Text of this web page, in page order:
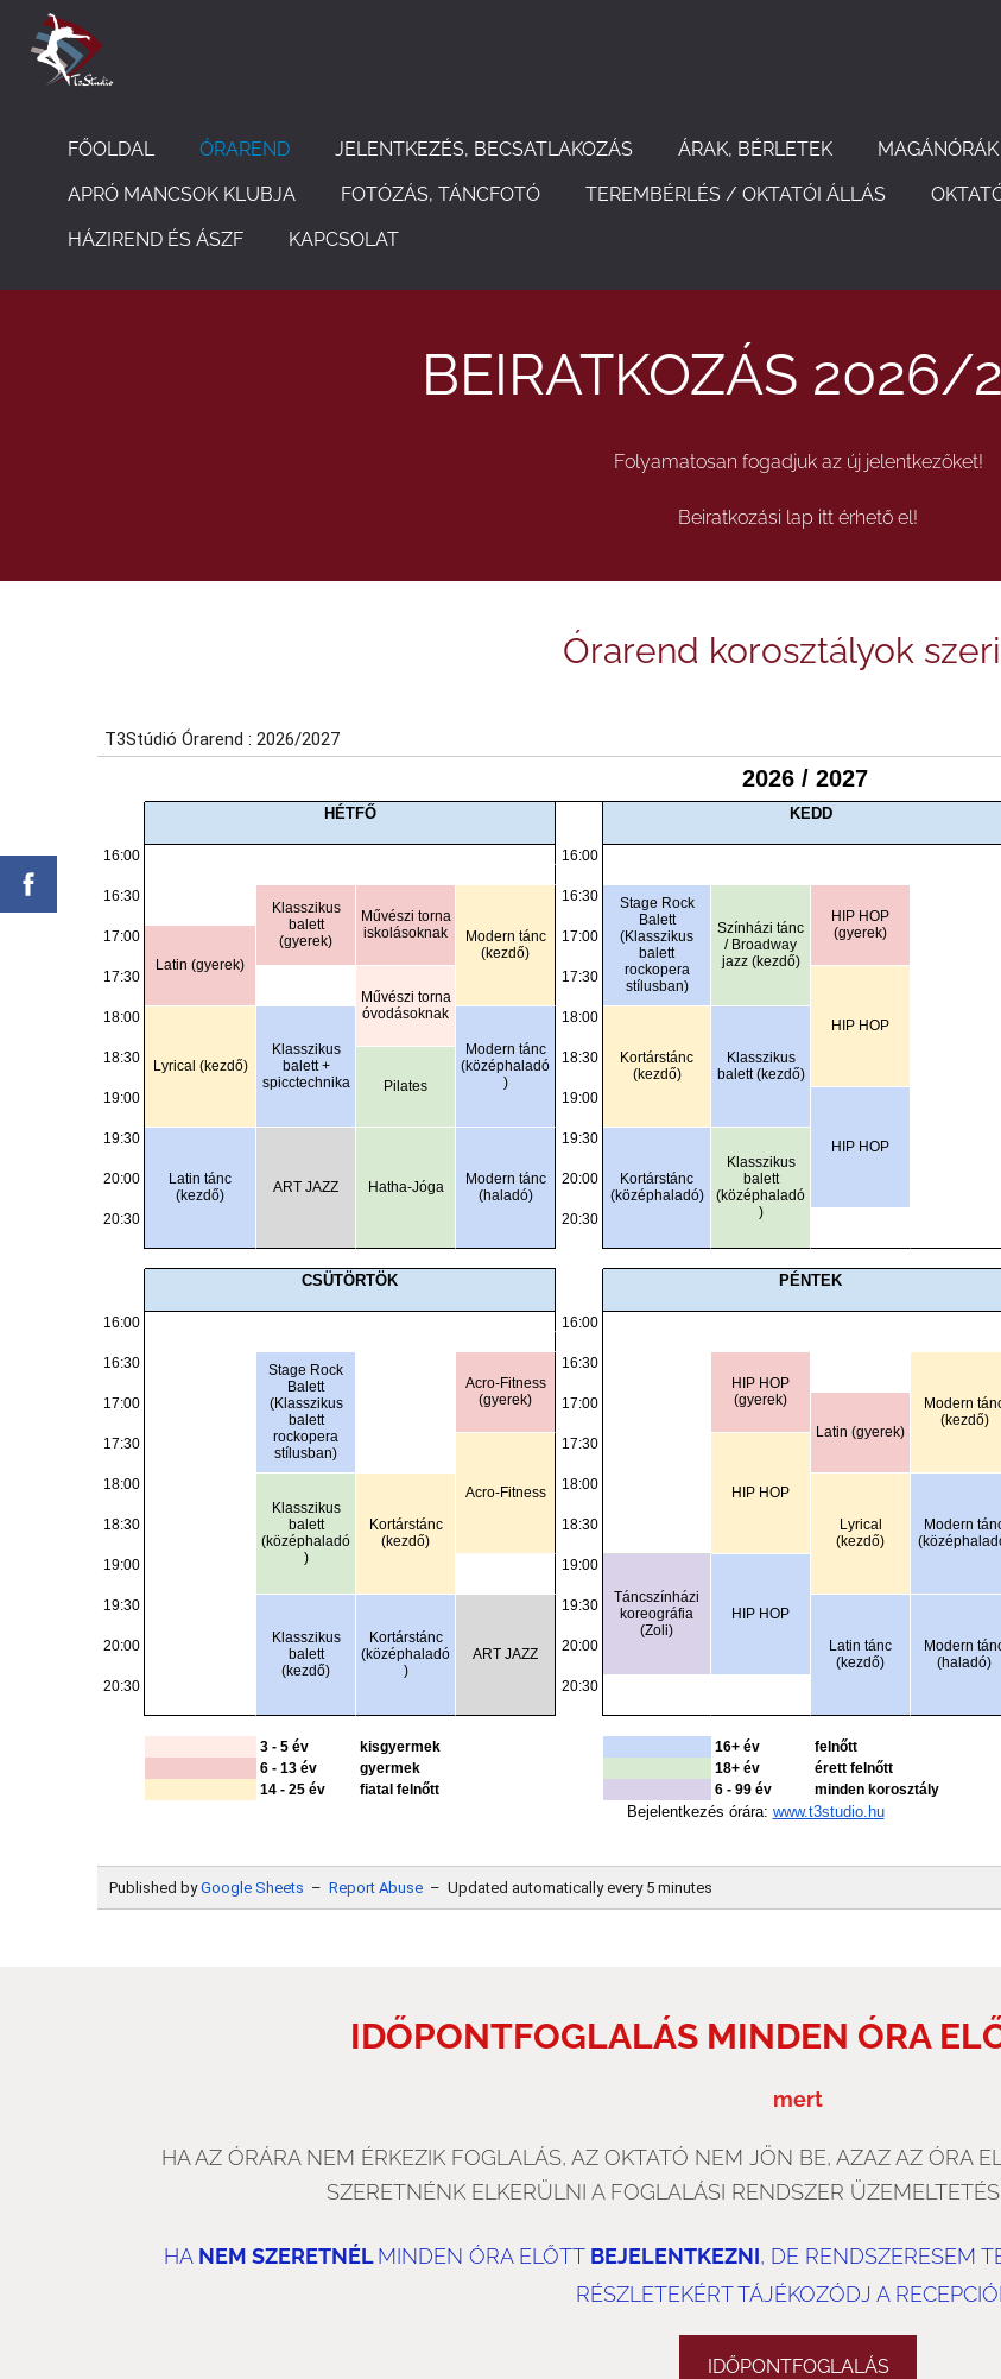
FŐOLDAL ÓRAREND JELENTKEZÉS, BECSATLAKOZÁS ÁRAK, BÉRLETEK MAGÁNÓRÁK
APRÓ MANCSOK KLUBJA
FOTÓZÁS, TÁNCFOTÓ TEREMBÉRLÉS / OKTATÓI ÁLLÁS
HÁZIREND ÉS ÁSZF
KAPCSOLAT
BEIRATKOZÁS 2026/
Folyamatosan fogadjuk az új jelentkezőket!
Beiratkozási lap itt érhető el!
Órarend korosztályok
IDŐPONTFOGLALÁS MINDEN ÓRA
mert
HA AZ ÓRÁRA NEM ÉRKEZIK FOGLALÁS, AZ OKTATÓ NEM JÖN BE, AZAZ AZ ÓRA
SZERETNÉNK ELKERÜLNI A FOGLALÁSI RENDSZER
HA NEM SZERETNÉLMINDEN ÓRA ELŐTT BEJELENTKEZNI, DE RENDSZERESEM
RÉSZLETEKÉRTTÁJÉKOZÓDJ A RECEPCIÓ
IDŐPONTFOGLALÁS